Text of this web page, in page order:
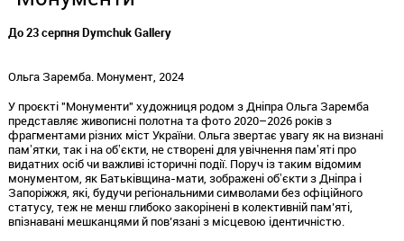
До 23 серпня Dymchuk Gallery
Ольга Заремба. Монумент, 2024
У проєкті "Монументи" художниця родом з Дніпра Ольга Заремба
представляє живописні полотна та фото 2020–2026 років з
фрагментами різних міст України. Ольга звертає увагу як на визнані
памʼятки, так і на обʼєкти, не створені для увічнення памʼяті про
видатних осіб чи важливі історичні події. Поруч із таким відомим
монументом, як Батьківщина-мати, зображені обʼєкти з Дніпра і
Запоріжжя, які, будучи регіональними символами без офіційного
статусу, теж не менш глибоко закорінені в колективній пам’яті,
впізнавані мешканцями й пов’язані з місцевою ідентичністю.